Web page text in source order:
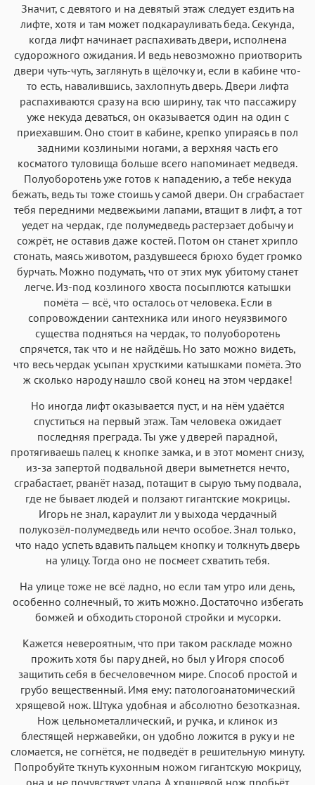
Значит, с девятого и на девятый этаж следует ездить на
лифте, хотя и там может подкарауливать беда. Секунда,
когда лифт начинает распахивать двери, исполнена
судорожного ожидания. И ведь невозможно приотворить
двери чуть-чуть, заглянуть в щёлочку и, если в кабине что-
то есть, навалившись, захлопнуть дверь. Двери лифта
распахиваются сразу на всю ширину, так что пассажиру
уже некуда деваться, он оказывается один на один с
приехавшим. Оно стоит в кабине, крепко упираясь в пол
задними козлиными ногами, а верхняя часть его
косматого туловища больше всего напоминает медведя.
Полуоборотень уже готов к нападению, а тебе некуда
бежать, ведь ты тоже стоишь у самой двери. Он сграбастает
тебя передними медвежьими лапами, втащит в лифт, а тот
уедет на чердак, где полумедведь растерзает добычу и
сожрёт, не оставив даже костей. Потом он станет хрипло
стонать, маясь животом, раздувшееся брюхо будет громко
бурчать. Можно подумать, что от этих мук убитому станет
легче. Из-под козлиного хвоста посыплются катышки
помёта — всё, что осталось от человека. Если в
сопровождении сантехника или иного неуязвимого
существа подняться на чердак, то полуоборотень
спрячется, так что и не найдёшь. Но зато можно видеть,
что весь чердак усыпан хрусткими катышками помёта. Это
ж сколько народу нашло свой конец на этом чердаке!
Но иногда лифт оказывается пуст, и на нём удаётся
спуститься на первый этаж. Там человека ожидает
последняя преграда. Ты уже у дверей парадной,
протягиваешь палец к кнопке замка, и в этот момент снизу,
из-за запертой подвальной двери выметнется нечто,
сграбастает, рванёт назад, потащит в сырую тьму подвала,
где не бывает людей и ползают гигантские мокрицы.
Игорь не знал, караулит ли у выхода чердачный
полукозёл-полумедведь или нечто особое. Знал только,
что надо успеть вдавить пальцем кнопку и толкнуть дверь
на улицу. Тогда оно не посмеет схватить тебя.
На улице тоже не всё ладно, но если там утро или день,
особенно солнечный, то жить можно. Достаточно избегать
бомжей и обходить стороной стройки и мусорки.
Кажется невероятным, что при таком раскладе можно
прожить хотя бы пару дней, но был у Игоря способ
защитить себя в бесчеловечном мире. Способ простой и
грубо вещественный. Имя ему: патологоанатомический
хрящевой нож. Штука удобная и абсолютно безотказная.
Нож цельнометаллический, и ручка, и клинок из
блестящей нержавейки, он удобно ложится в руку и не
сломается, не согнётся, не подведёт в решительную минуту.
Попробуйте ткнуть кухонным ножом гигантскую мокрицу,
она и не почувствует удара. А хрящевой нож пробьёт